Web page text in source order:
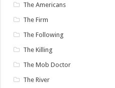
The Americans
The Firm
The Following
The Killing
The Mob Doctor
The River